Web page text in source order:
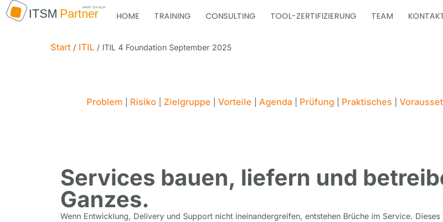
HOME TRAINING CONSULTING TOOL-ZERTIFIZIERUNG TEAM
Start / ITIL / ITIL 4 Foundation September 2025
Problem Risiko Zielgruppe Vorteile Agenda Prüfung Praktisches
Services bauen, liefern und
Ganzes.
Wenn Entwicklung, Delivery und Support nicht ineinandergreifen, entstehen Brüche im Service.